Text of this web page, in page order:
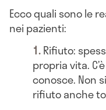
Ecco quali sono le
nei pazienti:
Rifiuto:
propria vita.
conosce. Non
rifiuto anche